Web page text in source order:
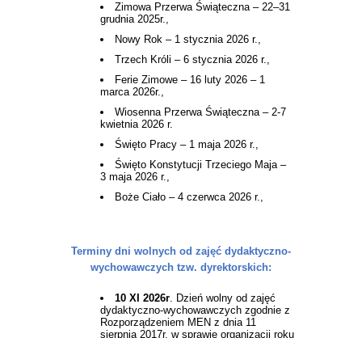
Zimowa Przerwa Świąteczna – 22–31
grudnia 2025r.,
Nowy Rok – 1 stycznia 2026 r.,
Trzech Króli – 6 stycznia 2026 r.,
Ferie Zimowe – 16 luty 2026 – 1
marca 2026r.,
Wiosenna Przerwa Świąteczna – 2-7
kwietnia 2026 r.
Święto Pracy – 1 maja 2026 r.,
Święto Konstytucji Trzeciego Maja–
3 maja 2026 r.,
Boże Ciało – 4 czerwca 2026 r.,
Terminy dni wolnych od zajęć dydaktyczno-
wychowawczych tzw. dyrektorskich:
10 XI 2026r. Dzień wolny od zajęć
dydaktyczno-wychowawczych zgodnie z
Rozporządzeniem MEN z dnia 11
sierpnia 2017r. w sprawie organizacji roku